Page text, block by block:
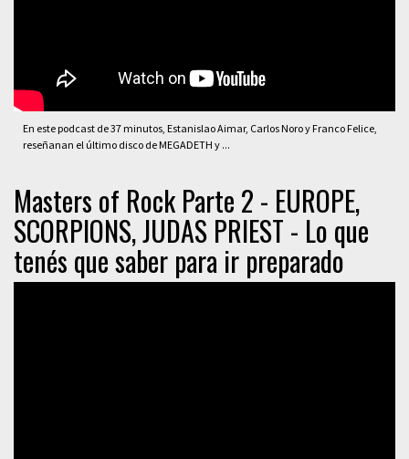
En este podcast de 37 minutos, Estanislao Aimar, Carlos Noro y Franco Felice,
reseñanan el último disco de MEGADETH y ...
Masters of Rock Parte 2 - EUROPE,
SCORPIONS, JUDAS PRIEST - Lo que
tenés que saber para ir preparado